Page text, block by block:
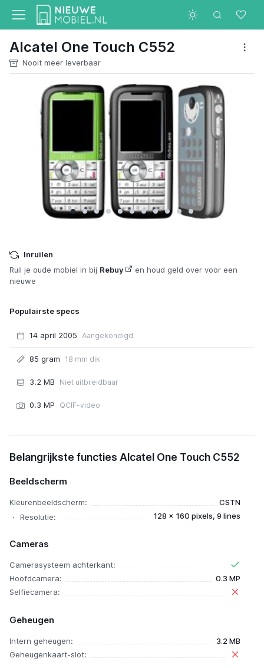
Alcatel One Touch C552
Nooit meer leverbaar
Inruilen
Ruil je oude mobiel in bij Rebuy
en houd geld over voor een
nieuwe
Populairste specs
14 april 2005 Aangekondigd
85 gram 18 mm dik
3.2 MB Niet uitbreidbaar
0.3 MP QCIF-video
Alcatel One Touch C552
Belangrijkste functies Alcatel One Touch C552
Beeldscherm
Kleurenbeeldscherm:
CSTN
Resolutie:
128 x 160 pixels, 9 lines
Cameras
Camerasysteem achterkant:
Hoofdcamera:
0.3 MP
Selfiecamera:
Geheugen
Intern geheugen:
3.2 MB
Geheugenkaart-slot: